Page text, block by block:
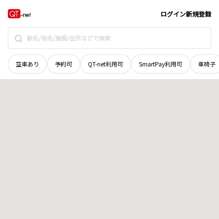
ログイン新規登録
空車あり 予約可 QT-net利用可 SmartPay利用可 車椅子
群馬県